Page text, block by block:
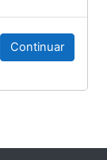
Continuar